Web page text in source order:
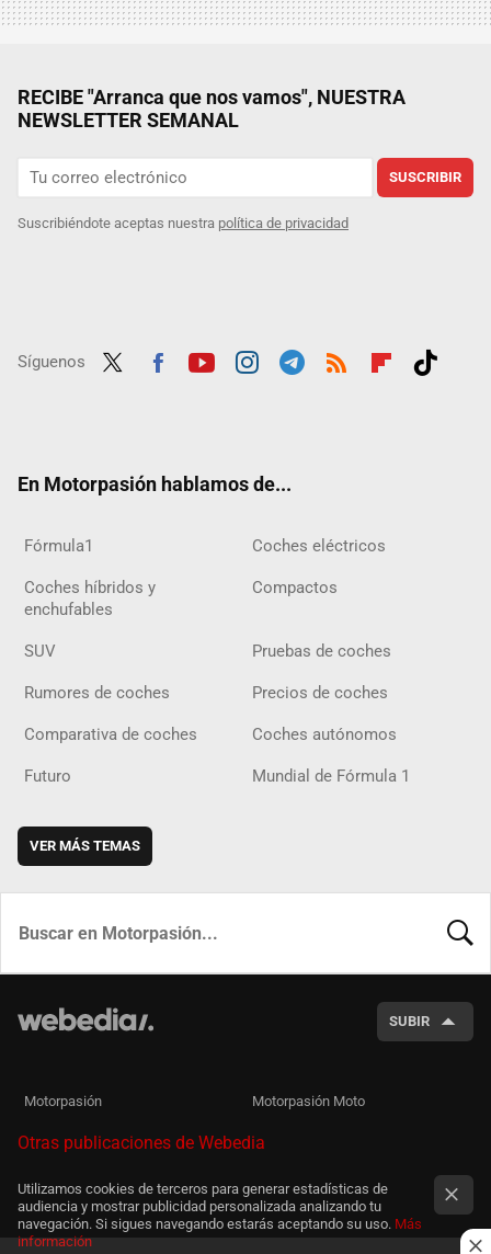
RECIBE "Arranca que nos vamos", NUESTRA
NEWSLETTER SEMANAL
SUSCRIBIR
Suscribiéndote aceptas nuestra política de privacidad
Síguenos
En Motorpasión hablamos de...
Fórmula1 Coches eléctricos
Coches híbridos y
enchufables
Compactos
SUV Pruebas de coches
Rumores de coches Precios de coches
Comparativa de coches Coches autónomos
Futuro Mundial de Fórmula 1
VER MÁS TEMAS
SUBIR
Motorpasión Motorpasión Moto
Otras publicaciones de Webedia
Utilizamos cookies de terceros para generar estadísticas de
audiencia y mostrar publicidad personalizada analizando tu
navegación. Si sigues navegando estarás aceptando su uso. Más
información